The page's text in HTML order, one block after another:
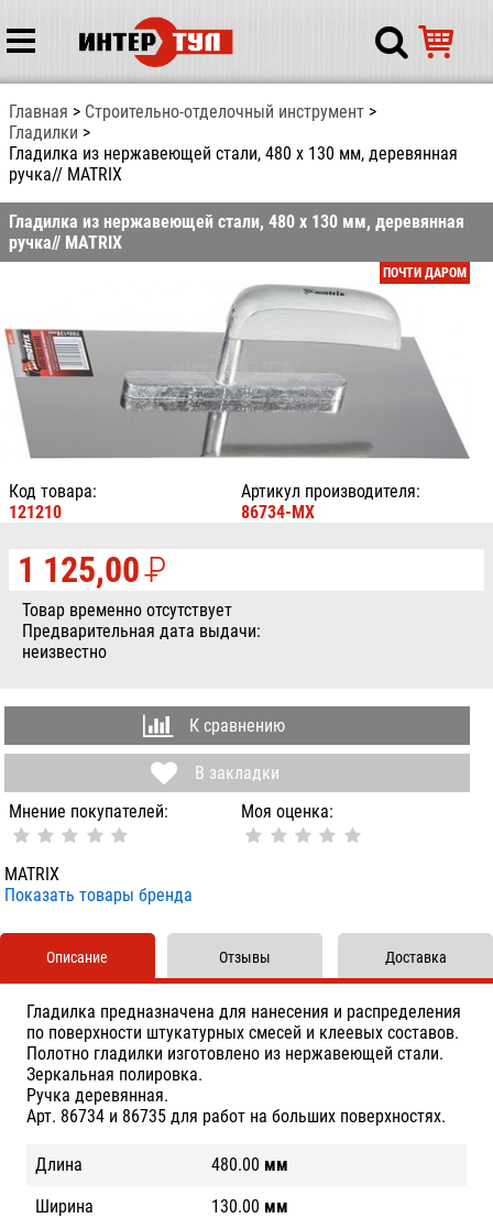
Главная
Строительно-отделочный инструмент
Гладилки
Гладилка из нержавеющей стали, 480 х 130 мм, деревянная
ручка// MATRIX
Гладилка из нержавеющей стали, 480 х 130 мм, деревянная
ручка// MATRIX
ПОЧТИ ДАРОМ
Код товара:
121210
Артикул производителя:
86734-MX
1 125,00P
УБ.
Товар временно отсутствует
Предварительная дата выдачи:
неизвестно
К сравнению
В закладки
Мнение покупателей:
Моя оценка:
MATRIX
Показать товары бренда
Описание
Гладилка предназначена для нанесения и распределения
по поверхности штукатурных смесей и клеевых составов.
Полотно гладилки изготовлено из нержавеющей стали.
Зеркальная полировка.
Ручка деревянная.
Арт. 86734 и 86735 для работ на больших поверхностях.
Длина 480.00 мм
Ширина
130.00 мм
Отзывы Доставка